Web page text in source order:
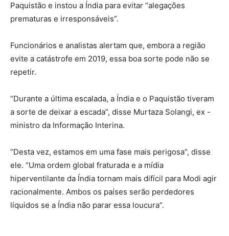
Paquistão e instou a Índia para evitar “alegações
prematuras e irresponsáveis”.
Funcionários e analistas alertam que, embora a região
evite a catástrofe em 2019, essa boa sorte pode não se
repetir.
“Durante a última escalada, a Índia e o Paquistão tiveram
a sorte de deixar a escada”, disse Murtaza Solangi, ex -
ministro da Informação Interina.
“Desta vez, estamos em uma fase mais perigosa”, disse
ele. “Uma ordem global fraturada e a mídia
hiperventilante da Índia tornam mais difícil para Modi agir
racionalmente. Ambos os países serão perdedores
líquidos se a Índia não parar essa loucura”.